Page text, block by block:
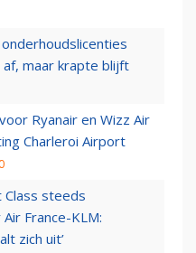
maar krapte blijft
Ryanair en Wizz Air
Charleroi Airport
Class steeds
France-KLM:
zich uit’